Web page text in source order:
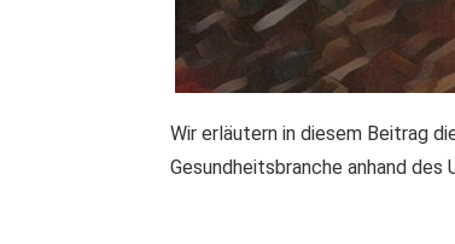
Wir erläutern in diesem Beitrag
Gesundheitsbranche anhand